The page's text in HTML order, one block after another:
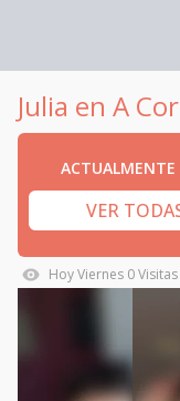
Julia en A
ACTUALMENTE
VER
HoyViernes 0Visitas